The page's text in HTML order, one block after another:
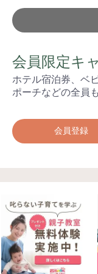
会員限定キ
ホテル宿泊券、ベ
ポーチなどの全員
会員登録